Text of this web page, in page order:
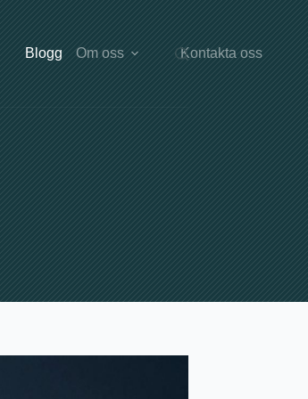
Blogg Om oss Kontakta oss